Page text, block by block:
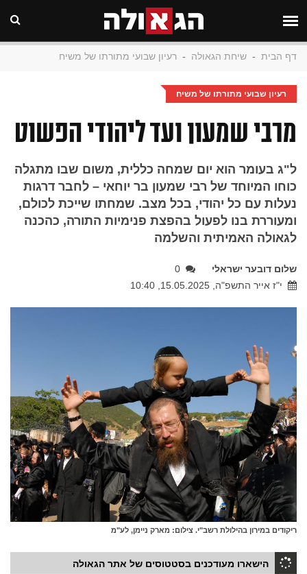
דף הבית - שיחת הגאולה - רעיון שבועי מתורתו של משיח
רעיון שבועי מתורתו של משיח
מרבי שמעון ועד ליהודי הפשוט
ל"ג בעומר הוא יום שמחה כללית, משום שבו מתגלה
כוחו המיוחד של רבי שמעון בר יוחאי – לחבר דרגות
נעלות עם כל יהודי, בכל מצב. שמחתו שייכת לכולם,
ומעוררת בנו לפעול בהפצת פנימיות התורה, כהכנה
לגאולה האמיתית והשלמה
שלום דובער ישראלי
0
י"ז אייר התשפ"ה, 15.05.2025, 10:40
ריקודים במירון בהילולת רשב"י. צילום: מארק ניימן, לע"מ
הישארו מעודכנים בסטטוסים של אתר הגאולה